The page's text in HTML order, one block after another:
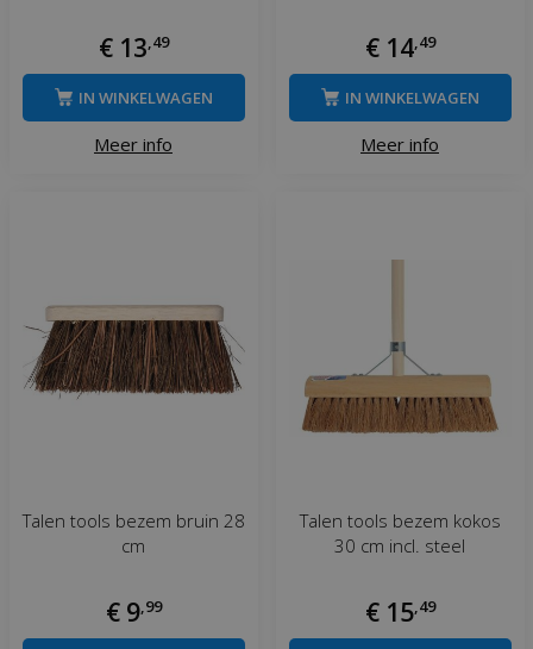
€ 13 49
Meer info
IN WINKELWAGEN
€ 14 49
Meer info
IN WINKELWAGEN
Talen tools bezem bruin 28
cm
€ 9, 99
Talen tools bezem kokos
30 cm incl. steel
€ 15 49